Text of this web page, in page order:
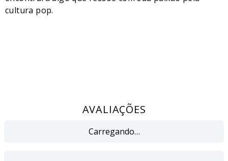
cultura pop.
AVALIAÇÕES
Carregando…